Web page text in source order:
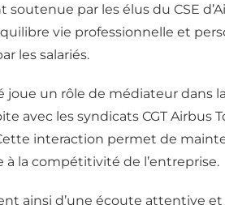
par les élus du CSE
vie professionnelle et
les salariés.
joue un rôle de médiateur dans
avec les syndicats CGT Airbus
interaction permet de
la compétitivité de l’entreprise.
ainsi d’une écoute attentive